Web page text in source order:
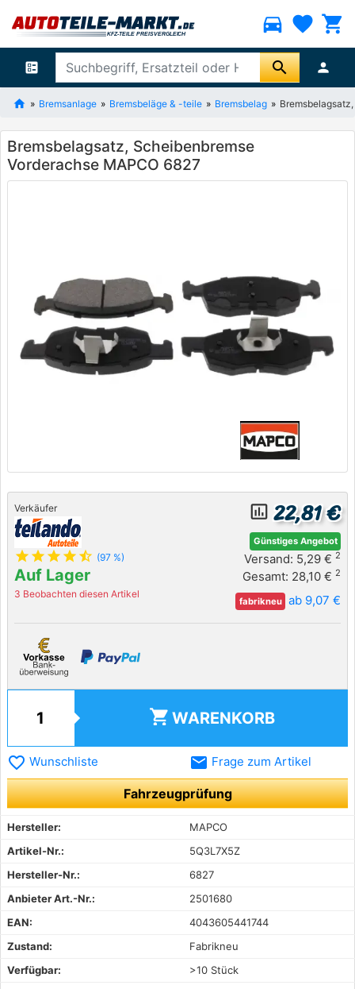
directions_car favorite shopping_cart
ballot search person
Bremsanlage Bremsbeläge & -teile Bremsbelag
Bremsbelagsatz, Scheibenbremse
Vorderachse MAPCO 6827
Verkäufer
star star star star star_half (97 %)
Auf Lager
3 Beobachten diesen Artikel
insert_chart_outlined 22,81 €
Günstiges Angebot
Versand: 5,29 € 2
Gesamt: 28,10 € 2
fabrikneu ab 9,07 €
shopping_cart WARENKORB
favorite_border Wunschliste email Frage zum Artikel
Fahrzeugprüfung
Hersteller:
MAPCO
Artikel-Nr.:
5Q3L7X5Z
Hersteller-Nr.:
6827
Anbieter Art.-Nr.:
2501680
EAN:
4043605441744
Zustand:
Fabrikneu
Verfügbar:
>10 Stück